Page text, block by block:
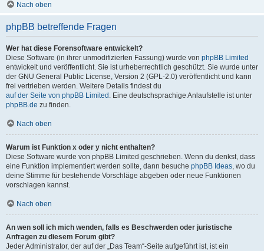
Nach oben
phpBB betreffende Fragen
Wer hat diese Forensoftware entwickelt?
Diese Software (in ihrer unmodifizierten Fassung) wurde von phpBB Limited
entwickelt und veröffentlicht. Sie ist urheberrechtlich geschützt. Sie wurde unter
der GNU General Public License, Version 2 (GPL-2.0) veröffentlicht und kann
frei vertrieben werden. Weitere Details findest du
auf der Seite von phpBB Limited . Eine deutschsprachige Anlaufstelle ist unter
phpBB.de zu finden.
Nach oben
Warum ist Funktion x oder y nicht enthalten?
Diese Software wurde von phpBB Limited geschrieben. Wenn du denkst, dass
eine Funktion implementiert werden sollte, dann besuche phpBB Ideas, wo du
deine Stimme für bestehende Vorschläge abgeben oder neue Funktionen
vorschlagen kannst.
Nach oben
An wen soll ich mich wenden, falls es Beschwerden oder juristische
Anfragen zu diesem Forum gibt?
Jeder Administrator, der auf der „Das Team“-Seite aufgeführt ist, ist ein